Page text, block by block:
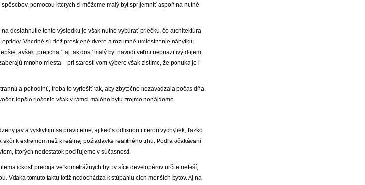
pomocou ktorých si môžeme malý byt spríjemniť aspoň na nutné
dosiahnutie tohto výsledku je však nutné vybúrať priečku, čo architektúra
Vhodné sú tiež presklené dvere a rozumné umiestnenie nábytku;
avšak „prepchať“ aj tak dosť malý byt navodí veľmi nepriaznivý dojem.
mnoho miesta – pri starostlivom výbere však zistíme, že ponuka je i
a pohodlnú, treba to vyriešiť tak, aby zbytočne nezavadzala počas dňa.
lepšie riešenie však v rámci malého bytu zrejme nenájdeme.
jav a vyskytujú sa pravidelne, aj keď s odlišnou mierou výchyliek; ťažko
k extrémom než k reálnej požiadavke realitného trhu. Podľa očakávaní
ktorých nedostatok pociťujeme v súčasnosti.
predaja veľkometrážnych bytov síce developérov určite neteší,
Vďaka tomuto faktu totiž nedochádza k stúpaniu cien menších bytov. Aj na